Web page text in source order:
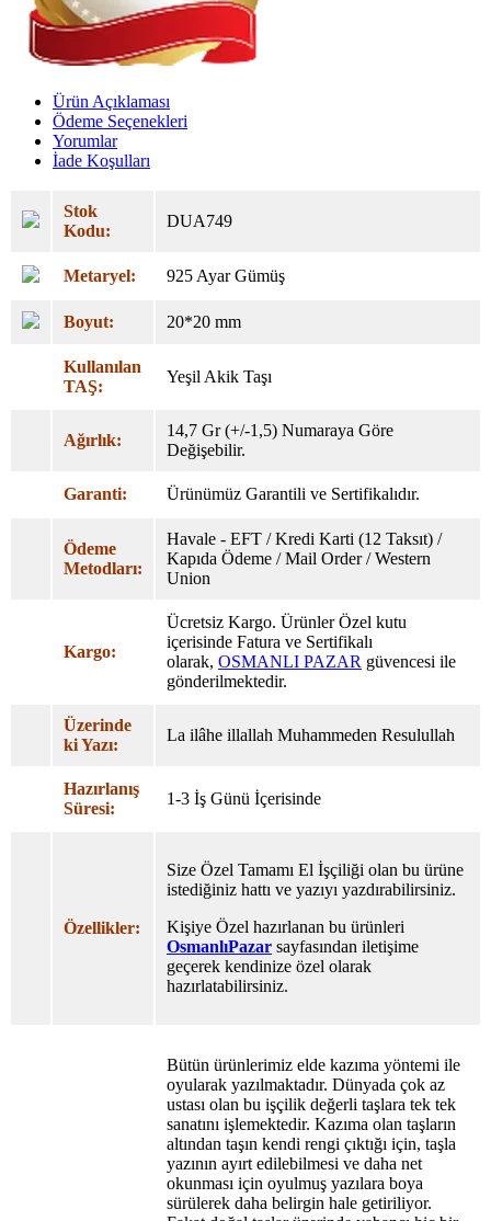
Ürün Açıklaması
Ödeme Seçenekleri
Yorumlar
İade Koşulları
Stok
Kodu:
DUA749
Metaryel: 925 Ayar Gümüş
Boyut: 20*20 mm
Kullanılan
TAŞ:
Yeşil Akik Taşı
Ağırlık:
14,7 Gr (+/-1,5) Numaraya Göre
Değişebilir.
Garanti: Ürünümüz Garantili ve Sertifikalıdır.
Ödeme
Metodları:
Havale - EFT / Kredi Karti (12 Taksıt) /
Kapıda Ödeme / Mail Order / Western
Union
Kargo:
Ücretsiz Kargo. Ürünler Özel kutu
içerisinde Fatura ve Sertifikalı
olarak, OSMANLI PAZAR güvencesi ile
gönderilmektedir.
Üzerinde
ki Yazı:
La ilâhe illallah Muhammeden Resulullah
Hazırlanış
Süresi:
1-3 İş Günü İçerisinde
Özellikler:
Size Özel Tamamı El İşçiliği olan bu ürüne
istediğiniz hattı ve yazıyı yazdırabilirsiniz.
Kişiye Özel hazırlanan bu ürünleri
OsmanlıPazar sayfasından iletişime
geçerek kendinize özel olarak
hazırlatabilirsiniz.
Bütün ürünlerimiz elde kazıma yöntemi ile
oyularak yazılmaktadır. Dünyada çok az
ustası olan bu işçilik değerli taşlara tek tek
sanatını işlemektedir. Kazıma olan taşların
altından taşın kendi rengi çıktığı için, taşla
yazının ayırt edilebilmesi ve daha net
okunması için oyulmuş yazılara boya
sürülerek daha belirgin hale getiriliyor.